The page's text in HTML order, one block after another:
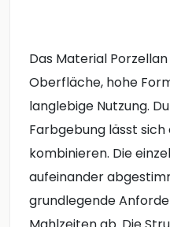
Das Material Porzellan
Oberfläche, hohe
langlebige Nutzung.
Farbgebung lässt sich
kombinieren. Die
aufeinander
grundlegende